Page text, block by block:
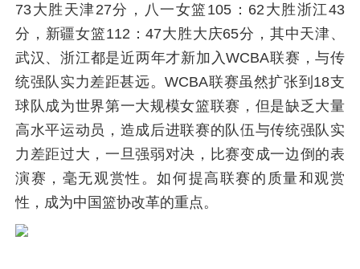
73大胜天津27分，八一女篮105：62大胜浙江43
分，新疆女篮112：47大胜大庆65分，其中天津、
武汉、浙江都是近两年才新加入WCBA联赛，与传
统强队实力差距甚远。WCBA联赛虽然扩张到18支
球队成为世界第一大规模女篮联赛，但是缺乏大量
高水平运动员，造成后进联赛的队伍与传统强队实
力差距过大，一旦强弱对决，比赛变成一边倒的表
演赛，毫无观赏性。如何提高联赛的质量和观赏
性，成为中国篮协改革的重点。